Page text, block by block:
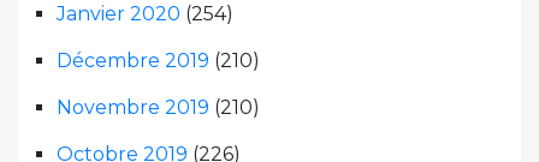
Janvier 2020 (254)
Décembre 2019 (210)
Novembre 2019 (210)
Octobre 2019 (226)